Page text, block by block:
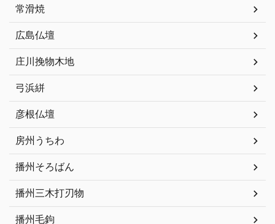
常滑焼
広島仏壇
庄川挽物木地
弓浜絣
彦根仏壇
房州うちわ
播州そろばん
播州三木打刃物
播州毛鉤